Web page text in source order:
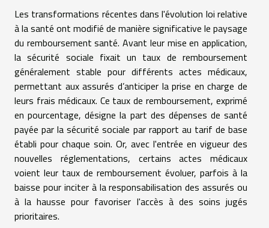
Les transformations récentes dans l'évolution loi relative
à la santé ont modifié de manière significative le paysage
du remboursement santé. Avant leur mise en application,
la sécurité sociale fixait un taux de remboursement
généralement stable pour différents actes médicaux,
permettant aux assurés d’anticiper la prise en charge de
leurs frais médicaux. Ce taux de remboursement, exprimé
en pourcentage, désigne la part des dépenses de santé
payée par la sécurité sociale par rapport au tarif de base
établi pour chaque soin. Or, avec l'entrée en vigueur des
nouvelles réglementations, certains actes médicaux
voient leur taux de remboursement évoluer, parfois à la
baisse pour inciter à la responsabilisation des assurés ou
à la hausse pour favoriser l'accès à des soins jugés
prioritaires.